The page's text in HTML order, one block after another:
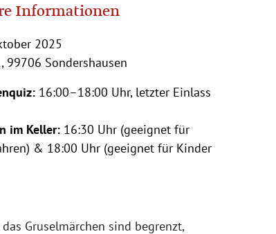
Informationen
2025
99706 Sondershausen
16:00–18:00 Uhr, letzter Einlass
im Keller: 16:30 Uhr (geeignet für
& 18:00 Uhr (geeignet für Kinder
Gruselmärchen sind begrenzt,